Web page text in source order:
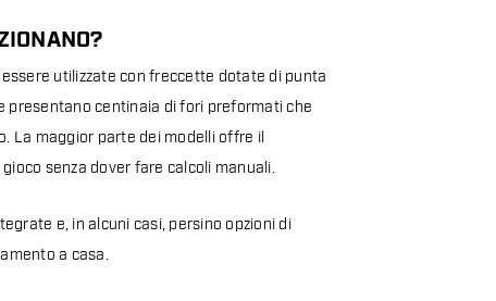
utilizzate con freccette dotate di punta
presentano centinaia di fori preformati che
La maggior parte dei modelli offre il
senza dover fare calcoli manuali.
e, in alcuni casi, persino opzioni di
a casa.